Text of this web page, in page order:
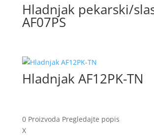
Hladnjak pekarski/
AF07PS
Hladnjak AF12PK-TN
0Proizvoda Pregledajte popis
X